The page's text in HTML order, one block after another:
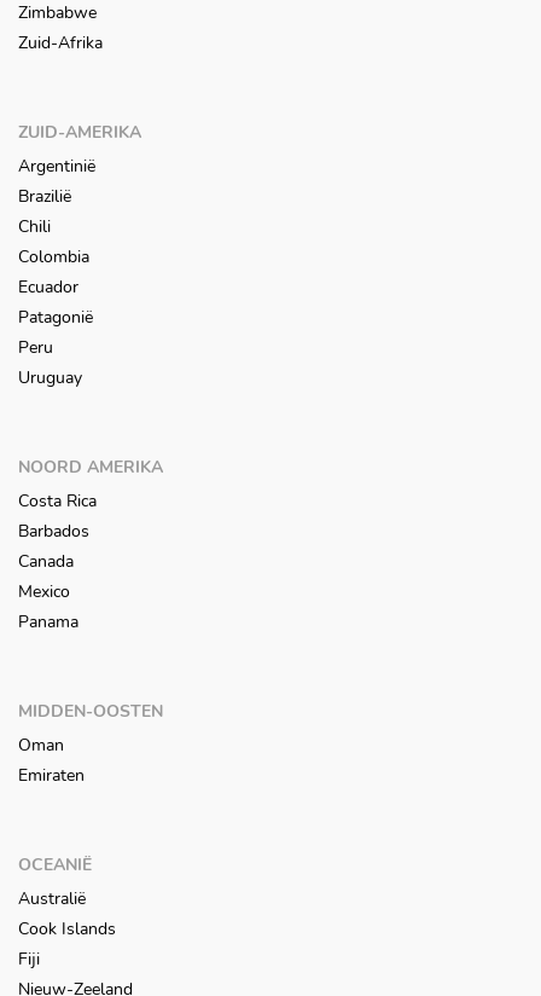
Zimbabwe
Zuid-Afrika
ZUID-AMERIKA
Argentinië
Brazilië
Chili
Colombia
Ecuador
Patagonië
Peru
Uruguay
NOORD AMERIKA
Costa Rica
Barbados
Canada
Mexico
Panama
MIDDEN-OOSTEN
Oman
Emiraten
OCEANIË
Australië
Cook Islands
Fiji
Nieuw-Zeeland